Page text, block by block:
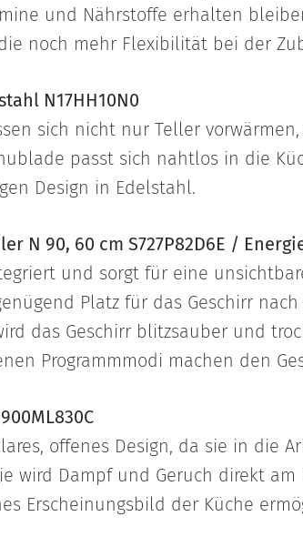
und Nährstoffe erhalten
noch mehr Flexibilität bei der
N17HH10N0
sich nicht nur Teller
passt sich nahtlos in die
Design in Edelstahl.
N 90, 60 cm S727P82D6E /
und sorgt für eine
Platz für das Geschirr
das Geschirr blitzsauber und
Programmmodi machen den
offenes Design, da sie in die
wird Dampf und Geruch direkt
Erscheinungsbild der Küche